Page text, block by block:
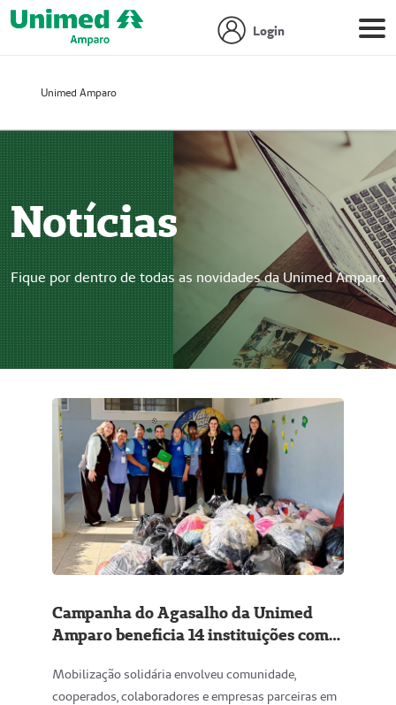
Login
Unimed Amparo
Notícias
Fique por dentro de todas as novidades da Unimed Amparo
Campanha do Agasalho da Unimed
Amparo beneficia 14 instituições com
Mobilização solidária envolveu comunidade,
cooperados, colaboradores e empresas parceiras em